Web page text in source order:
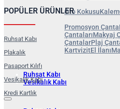
Oto KokusuKalem
Promosyon Çanta
ÇantalarıMakyaj
ÇantalarPlaj
KartvizitEl İlanı
Ruhsat Kabı
Vesikalık Kabı
POPÜLER ÜRÜNLER
Ruhsat Kabı
Plakalık
Pasaport Kılıfı
Vesikalık Kabı
Kredi Kartlık